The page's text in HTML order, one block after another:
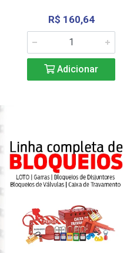
R$ 160,64
Adicionar